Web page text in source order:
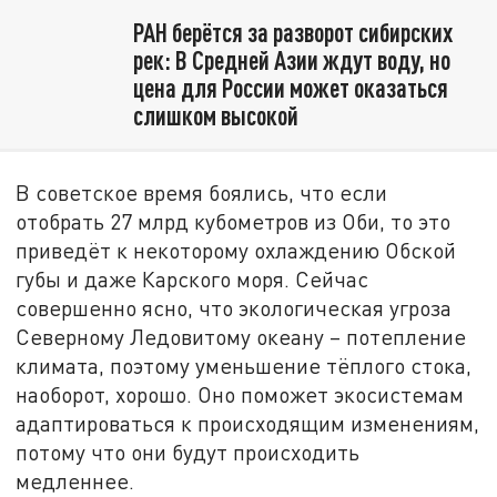
РАН берётся за разворот сибирских
рек: В Средней Азии ждут воду, но
цена для России может оказаться
слишком высокой
В советское время боялись, что если
отобрать 27 млрд кубометров из Оби, то это
приведёт к некоторому охлаждению Обской
губы и даже Карского моря. Сейчас
совершенно ясно, что экологическая угроза
Северному Ледовитому океану – потепление
климата, поэтому уменьшение тёплого стока,
наоборот, хорошо. Оно поможет экосистемам
адаптироваться к происходящим изменениям,
потому что они будут происходить
медленнее.